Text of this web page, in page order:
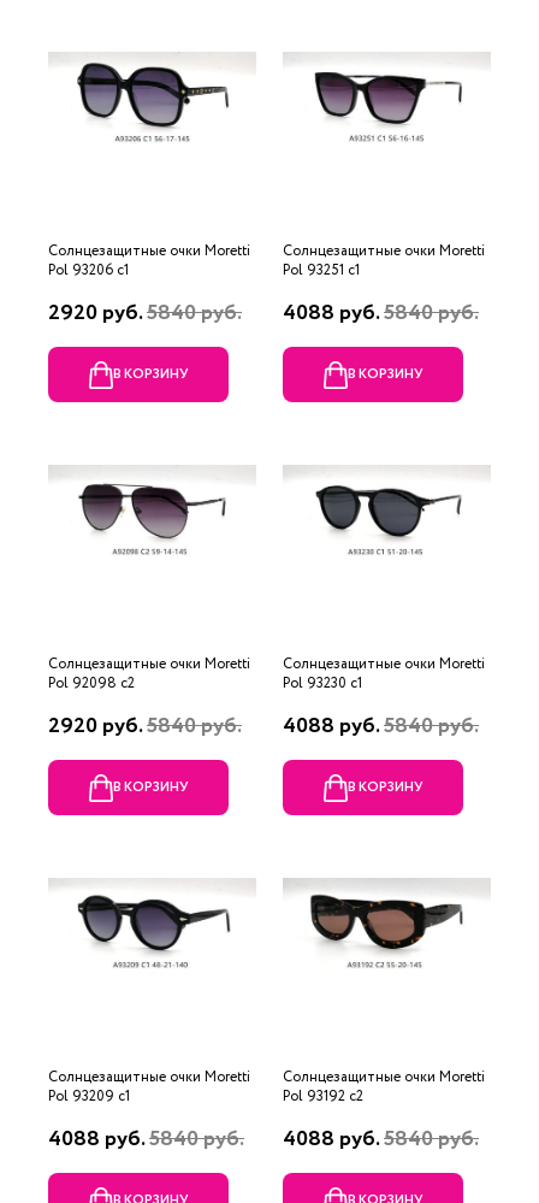
Солнцезащитные очки Moretti
Pol 93206 c1
2920 руб.5840 руб.
В КОРЗИНУ
Солнцезащитные очки Moretti
Pol 93251 c1
4088 руб.5840 руб.
В КОРЗИНУ
Солнцезащитные очки Moretti
Pol 92098 c2
2920 руб.5840 руб.
В КОРЗИНУ
Солнцезащитные очки Moretti
Pol 93230 c1
4088 руб.5840 руб.
В КОРЗИНУ
Солнцезащитные очки Moretti
Pol 93209 c1
4088 руб.5840 руб.
Солнцезащитные очки Moretti
Pol 93192 c2
4088 руб.5840 руб.